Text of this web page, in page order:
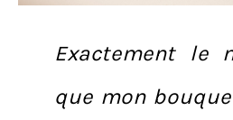
Exactement le
que mon